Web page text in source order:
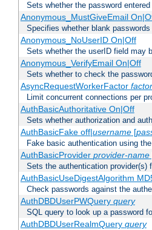
Sets whether the password
Anonymous_MustGiveEmail
Specifies whether blank passwords
Anonymous_NoUserID On|Off
Sets whether the userID field may
Anonymous_VerifyEmail On|Off
Sets whether to check the
AsyncRequestWorkerFactor factor
Limit concurrent connections per
AuthBasicAuthoritative On|Off
Sets whether authorization and
AuthBasicFake off|username[
Fake basic authentication using
AuthBasicProvider provider-name
Sets the authentication provider(s)
AuthBasicUseDigestAlgorithm
Check passwords against the
AuthDBDUserPWQuery query
SQL query to look up a password
AuthDBDUserRealmQuery query